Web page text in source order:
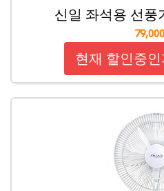
신일 좌석용 선풍
현재 할인중